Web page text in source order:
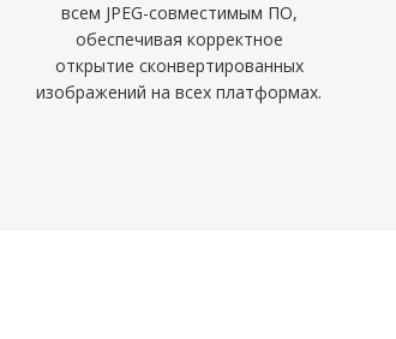
всем JPEG-совместимым ПО,
обеспечивая корректное
открытие сконвертированных
изображений на всех платформах.